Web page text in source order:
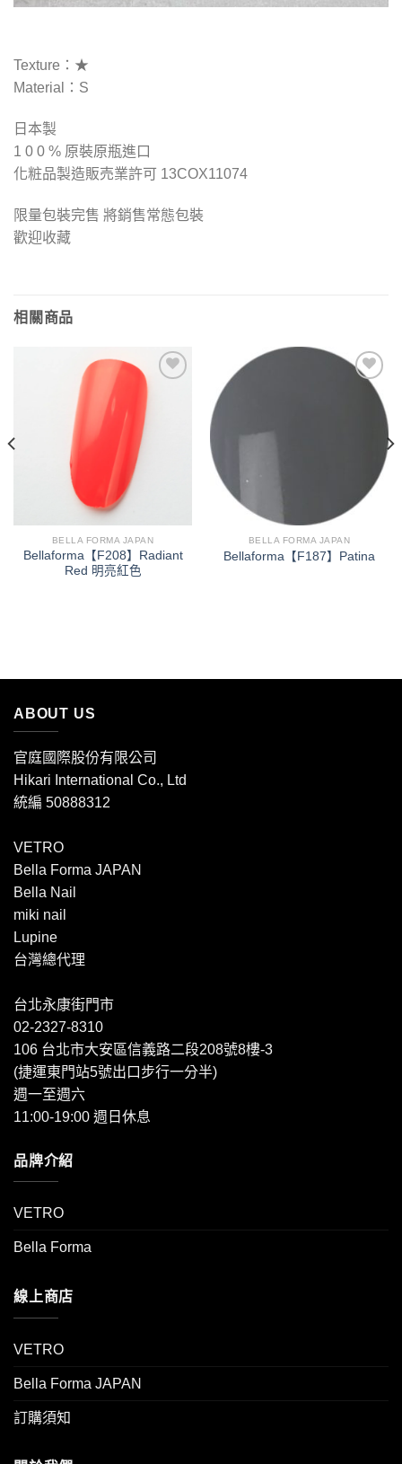
Texture：★
Material：S
日本製
1 0 0 % 原裝原瓶進口
化粧品製造販売業許可 13COX11074
限量包裝完售 將銷售常態包裝
歡迎收藏
相關商品
BELLA FORMA JAPAN
Bellaforma【F208】Radiant
Red 明亮紅色
加入
BELLA FORMA JAPAN
Bellaforma【F187】Patina
ABOUT US
官庭國際股份有限公司
Hikari International Co., Ltd
統編 50888312
VETRO
Bella Forma JAPAN
Bella Nail
miki nail
Lupine
台灣總代理
台北永康街門市
02-2327-8310
106 台北市大安區信義路二段208號8樓-3
(捷運東門站5號出口步行一分半)
週一至週六
11:00-19:00 週日休息
品牌介紹
VETRO
Bella Forma
線上商店
VETRO
Bella Forma JAPAN
訂購須知